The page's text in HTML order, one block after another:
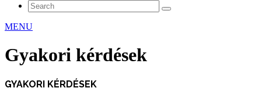
MENU
Gyakori kérdések
GYAKORI KÉRDÉSEK